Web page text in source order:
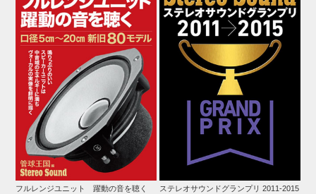
フルレンジユニット 躍動の音を聴く ステレオサウンドグランプリ 2011-2015